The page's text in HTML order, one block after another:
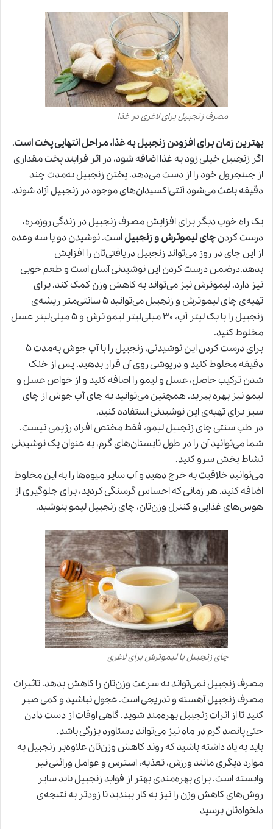
مصرف زنجبیل برای لاغری در غذا
بهترین زمان برای افزودن زنجبیل به غذا، مراحل انتهایی پخت است.
اگر زنجبیل خیلی زود به غذا اضافه شود، در اثر فرایند پخت مقداری
از جینجرول خود را از دست می‌دهد. پختن زنجبیل به‌مدت چند
دقیقه باعث می‌شود آنتی‌اکسیدان‌های موجود در زنجبیل آزاد شوند.
یک راه خوب دیگر برای افزایش مصرف زنجبیل در زندگی روزمره‌،
درست کردنچای لیموترش و زنجبیلاست. نوشیدن دو یا سه وعده
از این چای در روز می‌تواند زنجبیل دریافتی‌تان را افزایش
بدهد.درضمن درست کردن این نوشیدنی آسان است و طعم خوبی
نیز دارد. لیموترش نیز می‌تواند به کاهش وزن کمک کند. برای
تهیه‌ی چای لیموترش و زنجبیل می‌توانید ۵ سانتی‌متر ریشه‌ی
زنجبیل را با یک لیتر آب، ۳۰ میلی‌لیتر لیمو ترش و ۵ میلی‌لیتر عسل
مخلوط کنید.
برای درست کردن این نوشیدنی، زنجبیل را با آب جوش به‌مدت ۵
دقیقه مخلوط کنید و درپوشی روی آن قرار بدهید. پس از خنک
شدن ترکیب حاصل، عسل و لیمو را اضافه کنید و از خواص عسل و
لیمو نیز بهره ببرید. همچنین می‌توانید به جای آب جوش از چای
سبز برای تهیه‌ی این نوشیدنی استفاده کنید.
در طب سنتیچای زنجبیل لیمو، فقط مختص افراد رژیمی نیست.
شما می‌توانید آن را در طول تابستان‌های گرم، به عنوان یک نوشیدنی
نشاط بخش سرو کنید.
می‌توانید خلاقیت به خرج دهید و آب سایر میوه‌ها را به این مخلوط
اضافه کنید. هر زمانی که احساس گرسنگی کردید، برای جلوگیری از
هوس‌های غذایی و کنترل وزن‌تان، چای زنجبیل لیمو بنوشید.
چای زنجبیل با لیموترش برای لاغری
مصرف زنجبیل نمی‌تواند به سرعت وزن‌تان را کاهش بدهد. تاثیرات
مصرف زنجبیل آهسته و تدریجی است. عجول نباشید و کمی صبر
کنید تا از اثرات زنجبیل بهره‌مند شوید. گاهی اوقات از دست دادن
حتی پانصد گرم در ماه نیز می‌تواند دستاورد بزرگی باشد.
باید به یاد داشته باشید که روند کاهش وزن‌تان علاوه‌بر زنجبیل به
موارد دیگری مانند ورزش، تغذیه، استرس و عوامل وراثتی نیز
وابسته است. برای بهره‌مندی بهتر از فواید زنجبیل باید سایر
روش‌های کاهش وزن را نیز به کار ببندید تا زودتر به نتیجه‌‌ی
دلخواه‌تان برسید